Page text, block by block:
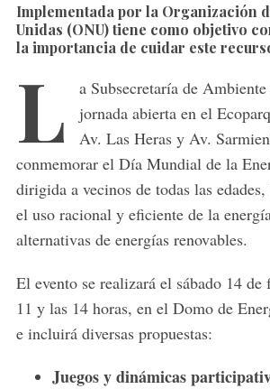
Implementada por la Organización
Unidas (ONU) tiene como objetivo
la importancia de cuidar este
L
a Subsecretaría de
jornada abierta en el
Av. Las Heras y Av.
conmemorar el Día Mundial de la
dirigida a vecinos de todas las
el uso racional y eficiente de la
alternativas de energías renovables.
El evento se realizará el sábado 14 de
11 y las 14 horas, en el Domo de
e incluirá diversas propuestas:
Juegos y dinámicas